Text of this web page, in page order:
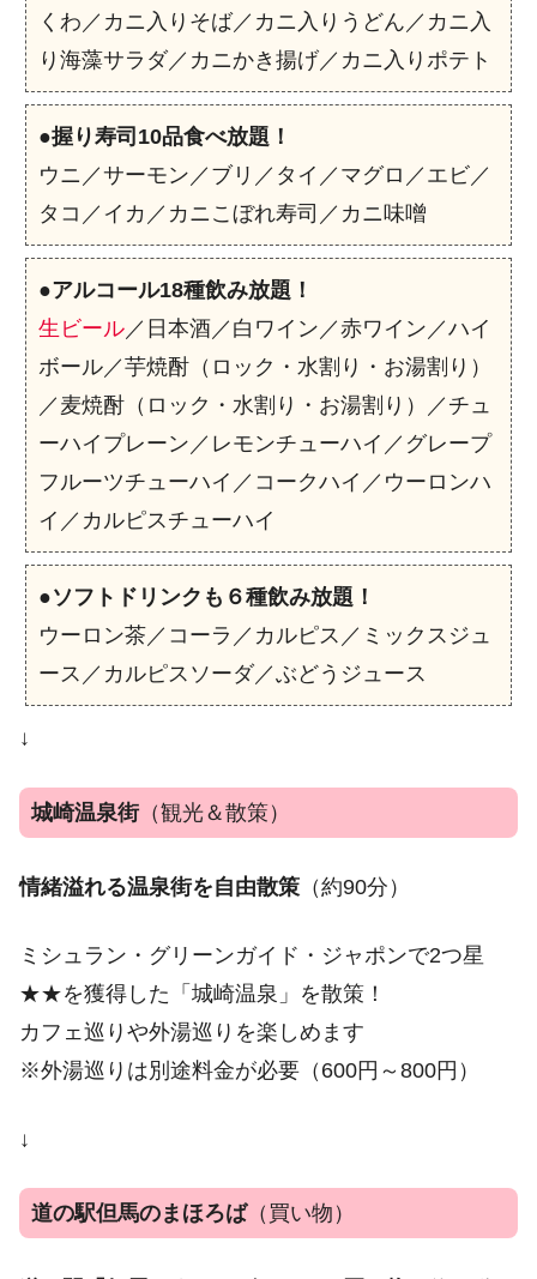
くわ／カニ入りそば／カニ入りうどん／カニ入
り海藻サラダ／カニかき揚げ／カニ入りポテト
●握り寿司10品食べ放題！
ウニ／サーモン／ブリ／タイ／マグロ／エビ／
タコ／イカ／カニこぼれ寿司／カニ味噌
●アルコール18種飲み放題！
生ビール／日本酒／白ワイン／赤ワイン／ハイ
ボール／芋焼酎（ロック・水割り・お湯割り）
／麦焼酎（ロック・水割り・お湯割り）／チュ
ーハイプレーン／レモンチューハイ／グレープ
フルーツチューハイ／コークハイ／ウーロンハ
イ／カルピスチューハイ
●ソフトドリンクも６種飲み放題！
ウーロン茶／コーラ／カルピス／ミックスジュ
ース／カルピスソーダ／ぶどうジュース
↓
城崎温泉街（観光＆散策）
情緒溢れる温泉街を自由散策 （約90分）
ミシュラン・グリーンガイド・ジャポンで2つ星
★★を獲得した「城崎温泉」を散策！
カフェ巡りや外湯巡りを楽しめます
※外湯巡りは別途料金が必要（600円～800円）
↓
道の駅但馬のまほろば（買い物）